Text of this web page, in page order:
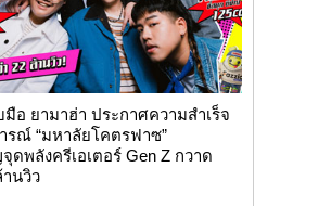
อ ยามาฮ่า ประกาศความสำเร็จ
รณ์ “มหาลัยโคตรฟาซ”
ดพลังครีเอเตอร์ Gen Z กวาด
านวิว